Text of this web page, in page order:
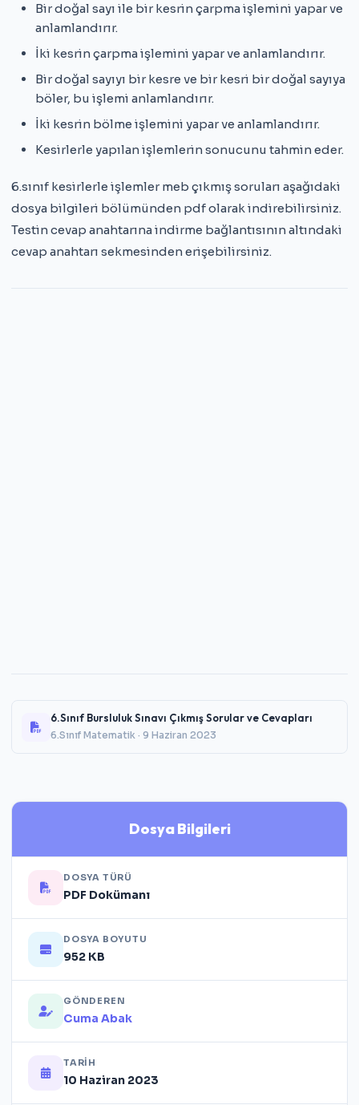
Bir doğal sayı ile bir kesrin çarpma işlemini yapar ve
anlamlandırır.
İki kesrin çarpma işlemini yapar ve anlamlandırır.
Bir doğal sayıyı bir kesre ve bir kesri bir doğal sayıya
böler, bu işlemi anlamlandırır.
İki kesrin bölme işlemini yapar ve anlamlandırır.
Kesirlerle yapılan işlemlerin sonucunu tahmin eder.
6.sınıf kesirlerle işlemler meb çıkmış soruları aşağıdaki
dosya bilgileri bölümünden pdf olarak indirebilirsiniz.
Testin cevap anahtarına indirme bağlantısının altındaki
cevap anahtarı sekmesinden erişebilirsiniz.
6.Sınıf Bursluluk Sınavı Çıkmış Sorular ve Cevapları
6.Sınıf Matematik · 9 Haziran 2023
Dosya Bilgileri
DOSYA TÜRÜ
PDF Dokümanı
DOSYA BOYUTU
952 KB
GÖNDEREN
Cuma Abak
TARIH
10 Haziran 2023